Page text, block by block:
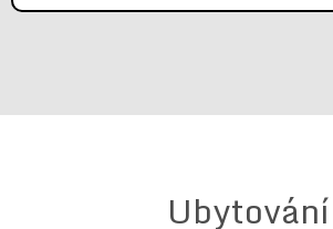
Ubytování